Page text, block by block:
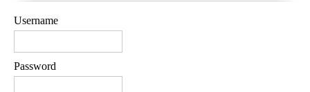
Username
Password